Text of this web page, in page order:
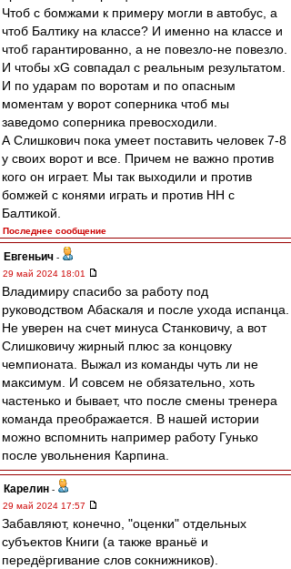
Чтоб с бомжами к примеру могли в автобус, а
чтоб Балтику на классе? И именно на классе и
чтоб гарантированно, а не повезло-не повезло.
И чтобы хG совпадал с реальным результатом.
И по ударам по воротам и по опасным
моментам у ворот соперника чтоб мы
заведомо соперника превосходили.
А Слишкович пока умеет поставить человек 7-8
у своих ворот и все. Причем не важно против
кого он играет. Мы так выходили и против
бомжей с конями играть и против НН с
Балтикой.
Последнее сообщение
Евгеньич -
29 май 2024 18:01
Владимиру спасибо за работу под
руководством Абаскаля и после ухода испанца.
Не уверен на счет минуса Станковичу, а вот
Слишковичу жирный плюс за концовку
чемпионата. Выжал из команды чуть ли не
максимум. И совсем не обязательно, хоть
частенько и бывает, что после смены тренера
команда преображается. В нашей истории
можно вспомнить например работу Гунько
после увольнения Карпина.
Карелин -
29 май 2024 17:57
Забавляют, конечно, "оценки" отдельных
субъектов Книги (а также враньё и
передёргивание слов сокнижников).